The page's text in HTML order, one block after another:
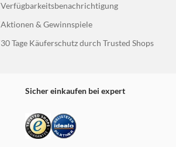
Verfügbarkeitsbenachrichtigung
Aktionen & Gewinnspiele
30 Tage Käuferschutz durch Trusted Shops
Sicher einkaufen bei expert